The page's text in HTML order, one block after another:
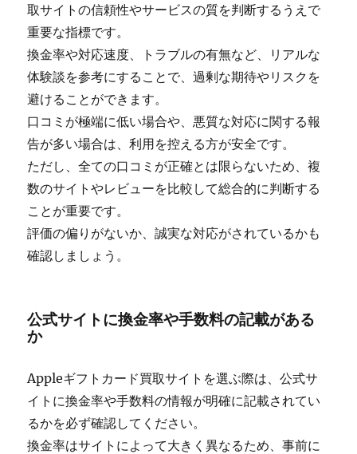
取サイトの信頼性やサービスの質を判断するうえで
重要な指標です。
換金率や対応速度、トラブルの有無など、リアルな
体験談を参考にすることで、過剰な期待やリスクを
避けることができます。
口コミが極端に低い場合や、悪質な対応に関する報
告が多い場合は、利用を控える方が安全です。
ただし、全ての口コミが正確とは限らないため、複
数のサイトやレビューを比較して総合的に判断する
ことが重要です。
評価の偏りがないか、誠実な対応がされているかも
確認しましょう。
公式サイトに換金率や手数料の記載がある
か
Appleギフトカード買取サイトを選ぶ際は、公式サ
イトに換金率や手数料の情報が明確に記載されてい
るかを必ず確認してください。
換金率はサイトによって大きく異なるため、事前に